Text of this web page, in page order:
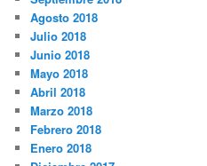
Agosto 2018
Julio 2018
Junio 2018
Mayo 2018
Abril 2018
Marzo 2018
Febrero 2018
Enero 2018